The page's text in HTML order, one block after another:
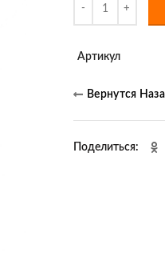
Артикул
Поделиться